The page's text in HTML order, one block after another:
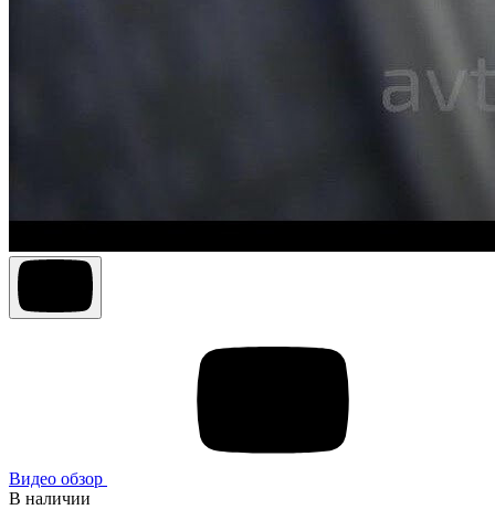
Видео обзор
В наличии